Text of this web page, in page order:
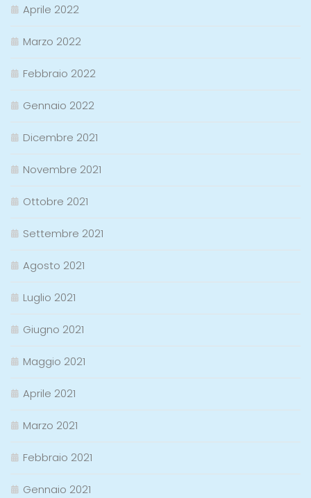
Aprile 2022
Marzo 2022
Febbraio 2022
Gennaio 2022
Dicembre 2021
Novembre 2021
Ottobre 2021
Settembre 2021
Agosto 2021
Luglio 2021
Giugno 2021
Maggio 2021
Aprile 2021
Marzo 2021
Febbraio 2021
Gennaio 2021